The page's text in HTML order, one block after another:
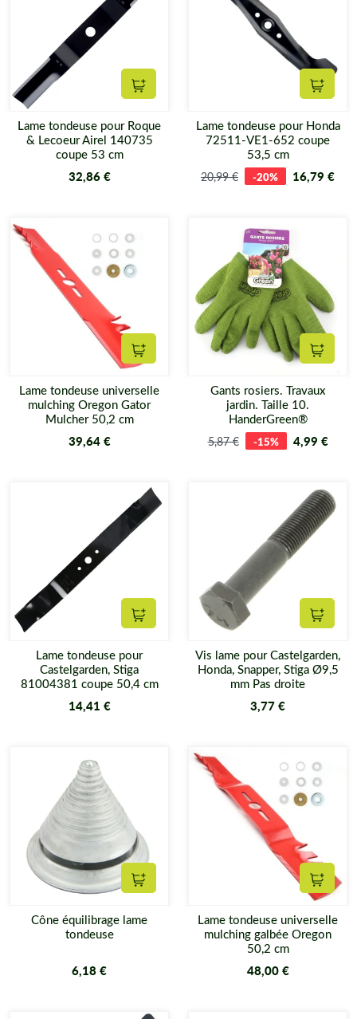
Ajouter au panier
Lame tondeuse pour Roque
& Lecoeur Airel 140735
coupe 53 cm
32,86 €
Lame tondeuse pour Honda
72511-VE1-652 coupe
53,5 cm
20,99 € -20% 16,79 €
Ajouter au panier
Lame tondeuse universelle
mulching Oregon Gator
Mulcher 50,2 cm
39,64 €
Gants rosiers. Travaux
jardin. Taille 10.
HanderGreen®
5,87 € -15% 4,99 €
Ajouter au panier
Lame tondeuse pour
Castelgarden, Stiga
81004381 coupe 50,4 cm
14,41 €
Vis lame pour Castelgarden,
Honda, Snapper, Stiga Ø9,5
mm Pas droite
3,77 €
Ajouter au panier
Cône équilibrage lame
tondeuse
6,18 €
Lame tondeuse universelle
mulching galbée Oregon
50,2 cm
48,00 €